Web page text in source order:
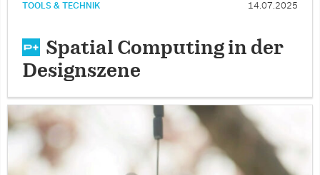
TOOLS & TECHNIK 14.07.2025
Spatial Computing in der
Designszene